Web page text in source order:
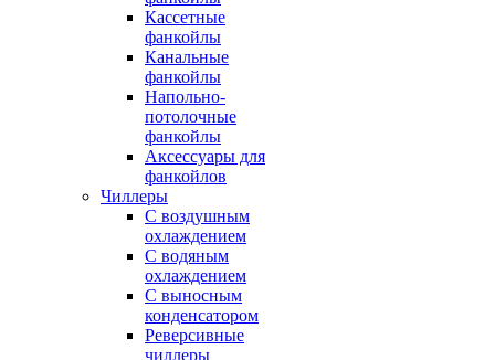
Кассетные
фанкойлы
Канальные
фанкойлы
Напольно-
потолочные
фанкойлы
Аксессуары для
фанкойлов
Чиллеры
С воздушным
охлаждением
С водяным
охлаждением
С выносным
конденсатором
Реверсивные
чиллеры